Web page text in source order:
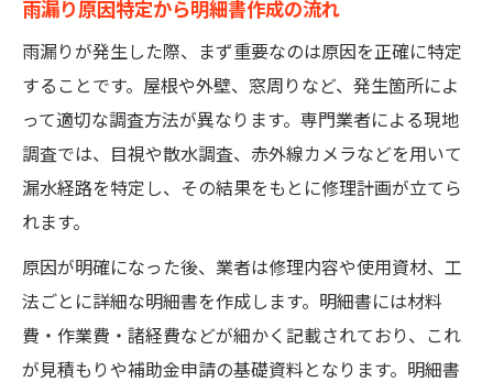
雨漏り原因特定から明細書作成の流れ
雨漏りが発生した際、まず重要なのは原因を正確に特定
することです。屋根や外壁、窓周りなど、発生箇所によ
って適切な調査方法が異なります。専門業者による現地
調査では、目視や散水調査、赤外線カメラなどを用いて
漏水経路を特定し、その結果をもとに修理計画が立てら
れます。
原因が明確になった後、業者は修理内容や使用資材、工
法ごとに詳細な明細書を作成します。明細書には材料
費・作業費・諸経費などが細かく記載されており、これ
が見積もりや補助金申請の基礎資料となります。明細書